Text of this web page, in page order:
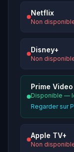
Netflix
Non
Disney+
Non
Prime Video
Disponible —
Regarder sur
Apple TV+
Non